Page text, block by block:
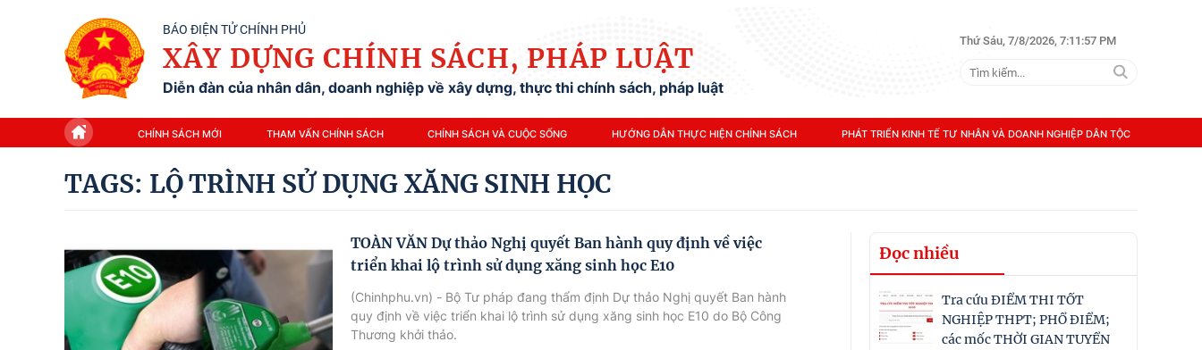
BÁO ĐIỆN TỬ CHÍNH PHỦ
XÂY DỰNG CHÍNH SÁCH, PHÁP LUẬT
Diễn đàn của nhân dân, doanh nghiệp về xây dựng, thực thi chính sách, pháp luật
Thứ Sáu, 7/8/2026, 7:11:57 PM
CHÍNH SÁCH MỚI THAM VẤN CHÍNH SÁCH CHÍNH SÁCH VÀ CUỘC SỐNG HƯỚNG DẪN THỰC HIỆN CHÍNH SÁCH PHÁT TRIỂN KINH TẾ TƯ NHÂN VÀ DOANH NGHIỆP DÂN TỘC
TAGS: LỘ TRÌNH SỬ DỤNG XĂNG SINH HỌC
TOÀN VĂN Dự thảo Nghị quyết Ban hành quy định về việc
triển khai lộ trình sử dụng xăng sinh học E10
(Chinhphu.vn) - Bộ Tư pháp đang thẩm định Dự thảo Nghị quyết Ban hành
quy định về việc triển khai lộ trình sử dụng xăng sinh học E10 do Bộ Công
Thương khởi thảo.
Đọc nhiều
Tra cứu ĐIỂM THI TỐT
NGHIỆP THPT; PHỔ ĐIỂM;
các mốc THỜI GIAN TUYỂN